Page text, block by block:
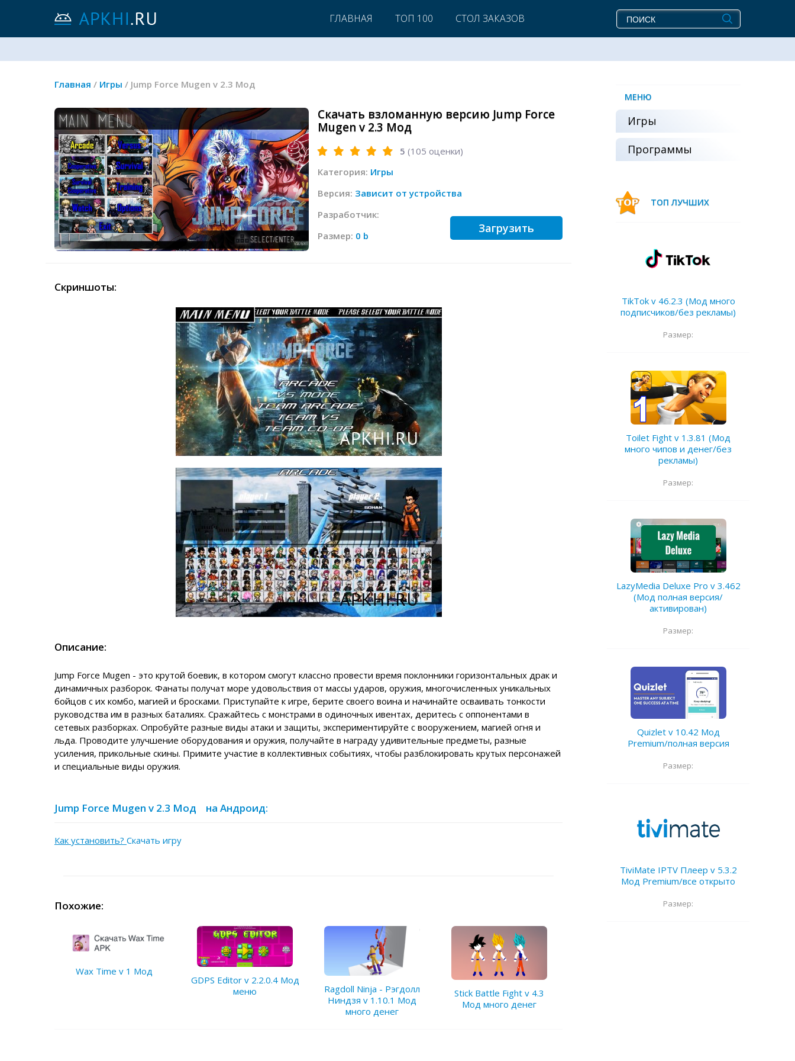
ГЛАВНАЯ ТОП 100 СТОЛ ЗАКАЗОВ
Главная / Игры / Jump Force Mugen v 2.3 Мод
Скачать взломанную версию Jump Force
Mugen v 2.3 Мод
5 (105 оценки)
Категория: Игры
Версия: Зависит от устройства
Разработчик:
Размер: 0 b
Загрузить
Скриншоты:
Описание:
Jump Force Mugen - это крутой боевик, в котором смогут классно провести время поклонники горизонтальных драк и
динамичных разборок. Фанаты получат море удовольствия от массы ударов, оружия, многочисленных уникальных
бойцов с их комбо, магией и бросками. Приступайте к игре, берите своего воина и начинайте осваивать тонкости
руководства им в разных баталиях. Сражайтесь с монстрами в одиночных ивентах, деритесь с оппонентами в
сетевых разборках. Опробуйте разные виды атаки и защиты, экспериментируйте с вооружением, магией огня и
льда. Проводите улучшение оборудования и оружия, получайте в награду удивительные предметы, разные
усиления, прикольные скины. Примите участие в коллективных событиях, чтобы разблокировать крутых персонажей
и специальные виды оружия.
Jump Force Mugen v 2.3 Мод на Андроид:
Как установить? Скачать игру
Похожие:
Wax Time v 1 Мод
GDPS Editor v 2.2.0.4 Мод
меню
Ragdoll Ninja - Рэгдолл
Ниндзя v 1.10.1 Мод
много денег
Stick Battle Fight v 4.3
Мод много денег
МЕНЮ
Игры
Программы
ТОП ЛУЧШИХ
TikTok v 46.2.3 (Мод много
подписчиков/без рекламы)
Размер:
Toilet Fight v 1.3.81 (Мод
много чипов и денег/без
рекламы)
Размер:
LazyMedia Deluxe Pro v 3.462
(Мод полная версия/
активирован)
Размер:
Quizlet v 10.42 Мод
Premium/полная версия
Размер:
TiviMate IPTV Плеер v 5.3.2
Мод Premium/все открыто
Размер: